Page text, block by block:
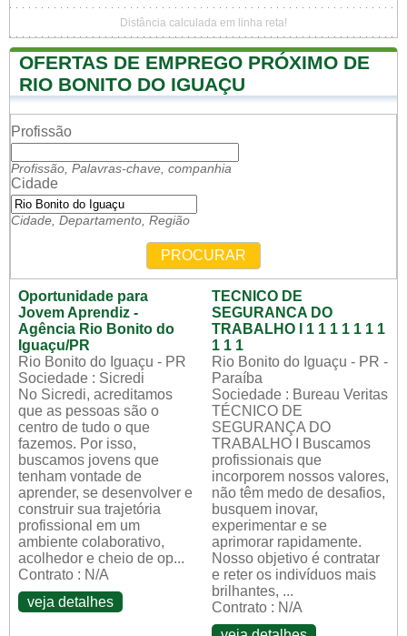
Distância calculada em linha reta!
OFERTAS DE EMPREGO PRÓXIMO DE
RIO BONITO DO IGUAÇU
Profissão
Profissão, Palavras-chave, companhia
Cidade
Cidade, Departamento, Região
PROCURAR
Oportunidade para
Jovem Aprendiz -
Agência Rio Bonito do
Iguaçu/PR
Rio Bonito do Iguaçu - PR
Sociedade : Sicredi
No Sicredi, acreditamos
que as pessoas são o
centro de tudo o que
fazemos. Por isso,
buscamos jovens que
tenham vontade de
aprender, se desenvolver e
construir sua trajetória
profissional em um
ambiente colaborativo,
acolhedor e cheio de op...
Contrato : N/A
veja detalhes
TECNICO DE
SEGURANCA DO
TRABALHO I 1 1 1 1 1 1 1
1 1 1
Rio Bonito do Iguaçu - PR -
Paraíba
Sociedade : Bureau Veritas
TÉCNICO DE
SEGURANÇA DO
TRABALHO I Buscamos
profissionais que
incorporem nossos valores,
não têm medo de desafios,
busquem inovar,
experimentar e se
aprimorar rapidamente.
Nosso objetivo é contratar
e reter os indivíduos mais
brilhantes, ...
Contrato : N/A